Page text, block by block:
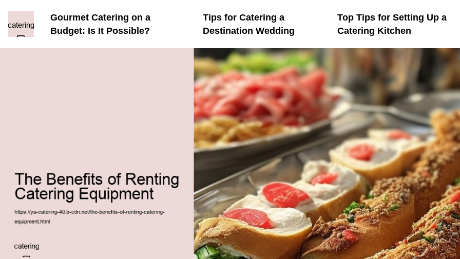
Gourmet Catering on a
Budget: Is It Possible?
Tips for Catering a
Destination Wedding
Top Tips for Setting Up a
Catering Kitchen